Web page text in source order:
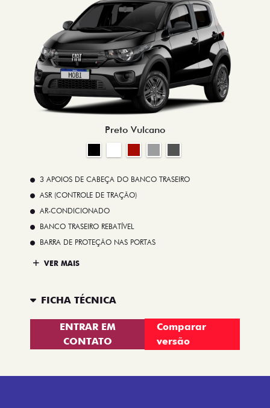
Preto Vulcano
3 APOIOS DE CABEÇA DO BANCO TRASEIRO
ASR (CONTROLE DE TRAÇÃO)
AR-CONDICIONADO
BANCO TRASEIRO REBATÍVEL
BARRA DE PROTEÇÃO NAS PORTAS
VER MAIS
FICHA TÉCNICA
ENTRAR EM
CONTATO
Comparar
versão